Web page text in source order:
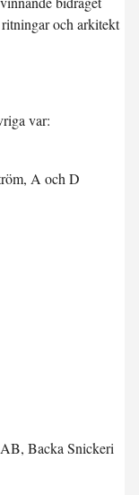
och arkitekt
var:
A och D
Backa Snickeri